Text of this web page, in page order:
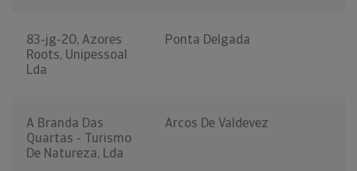
83-jg-20, Azores
Roots, Unipessoal
Lda
Ponta Delgada
A Branda Das
Quartas - Turismo
De Natureza, Lda
Arcos De Valdevez